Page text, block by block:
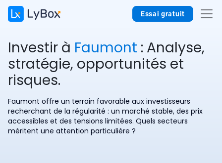
Essai gratuit
Investir à Faumont : Analyse,
stratégie, opportunités et
risques.
Faumont offre un terrain favorable aux investisseurs
recherchant de la régularité : un marché stable, des prix
accessibles et des tensions limitées. Quels secteurs
méritent une attention particulière ?